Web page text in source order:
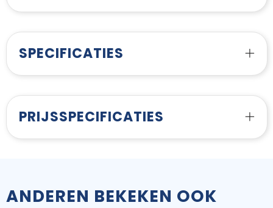
SPECIFICATIES
PRIJSSPECIFICATIES
ANDEREN BEKEKEN OOK